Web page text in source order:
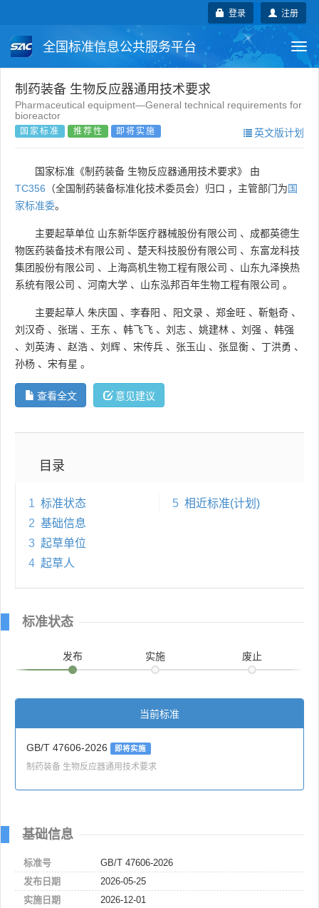
注册
登录
全国标准信息公共服务平台
国家标准 行业标准
团体标准
制药装备 生物反应器通用技术要求
Pharmaceutical equipment—General technical requirements for
bioreactor
国家标准 推荐性 即将实施 英文版计划
国家标准《制药装备 生物反应器通用技术要求》 由
TC356 （全国制药装备标准化技术委员会）归口 ，主管部门为国
家标准委。
主要起草单位 山东新华医疗器械股份有限公司 、 成都英德生
物医药装备技术有限公司 、 楚天科技股份有限公司 、 东富龙科技
集团股份有限公司 、 上海高机生物工程有限公司 、 山东九泽换热
系统有限公司 、 河南大学 、 山东泓邦百年生物工程有限公司 。
主要起草人 朱庆国 、 李春阳 、 阳文录 、 郑金旺 、 靳魁奇 、
刘汉奇 、 张瑞 、 王东 、 韩飞飞 、 刘志 、 姚建林 、 刘强 、 韩强
、 刘英涛 、 赵浩 、 刘辉 、 宋传兵 、 张玉山 、 张显衡 、 丁洪勇 、
孙杨 、 宋有星 。
查看全文 意见建议
目录
1 标准状态
2 基础信息
3 起草单位
4 起草人
5 相近标准(计划)
标准状态
发布 实施 废止
当前标准
GB/T 47606-2026 即将实施
制药装备 生物反应器通用技术要求
基础信息
标准号
GB/T 47606-2026
发布日期
2026-05-25
实施日期
2026-12-01